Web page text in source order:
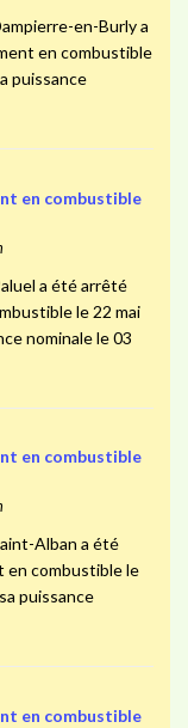
en-Burly a
en combustible
puissance
en combustible
a été arrêté
le 22 mai
nominale le 03
en combustible
Alban a été
en combustible le
puissance
en combustible